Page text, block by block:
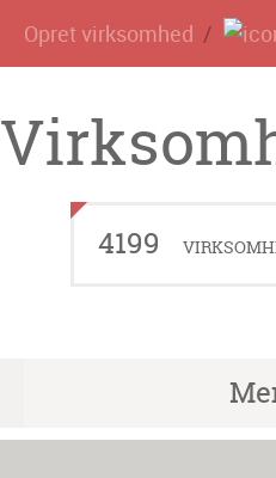
Opret virksomhed
4199